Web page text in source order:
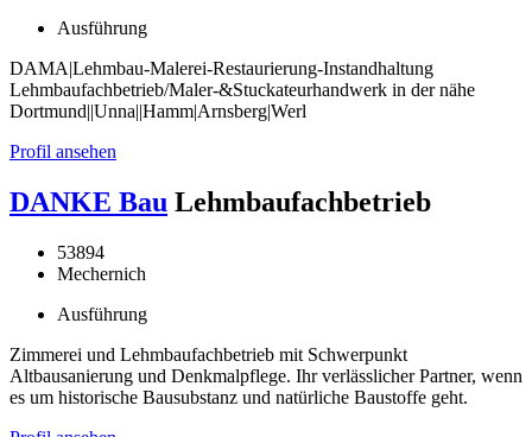
Ausführung
DAMA|Lehmbau-Malerei-Restaurierung-Instandhaltung
Lehmbaufachbetrieb/Maler-&Stuckateurhandwerk in der nähe
Dortmund||Unna||Hamm|Arnsberg|Werl
Profil ansehen
DANKE Bau Lehmbaufachbetrieb
53894
Mechernich
Ausführung
Zimmerei und Lehmbaufachbetrieb mit Schwerpunkt
Altbausanierung und Denkmalpflege. Ihr verlässlicher Partner, wenn
es um historische Bausubstanz und natürliche Baustoffe geht.